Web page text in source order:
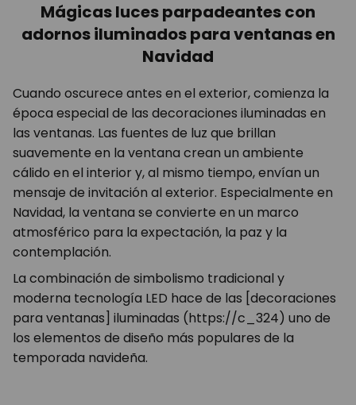
Mágicas luces parpadeantes con
adornos iluminados para ventanas en
Navidad
Cuando oscurece antes en el exterior, comienza la
época especial de las decoraciones iluminadas en
las ventanas. Las fuentes de luz que brillan
suavemente en la ventana crean un ambiente
cálido en el interior y, al mismo tiempo, envían un
mensaje de invitación al exterior. Especialmente en
Navidad, la ventana se convierte en un marco
atmosférico para la expectación, la paz y la
contemplación.
La combinación de simbolismo tradicional y
moderna tecnología LED hace de las [decoraciones
para ventanas] iluminadas (https://c_324) uno de
los elementos de diseño más populares de la
temporada navideña.